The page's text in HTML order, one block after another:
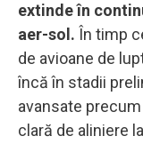
extinde în
aer-sol. În timp
de avioane de
încă în stadii
avansate
clară de aliniere